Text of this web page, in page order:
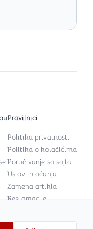
Pravilnici
Politika privatnosti
Politika o kolačićima
Poručivanje sa sajta
Uslovi plaćanja
Zamena artikla
Reklamacije